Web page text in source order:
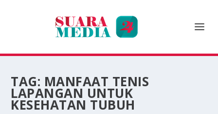
TAG: MANFAAT TENIS
LAPANGAN UNTUK
KESEHATAN TUBUH